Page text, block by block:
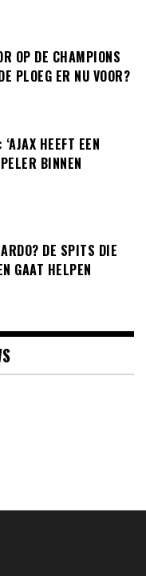
OP DE CHAMPIONS
PLOEG ER NU VOOR?
HEEFT EEN
BINNEN
DE SPITS DIE
GAAT HELPEN